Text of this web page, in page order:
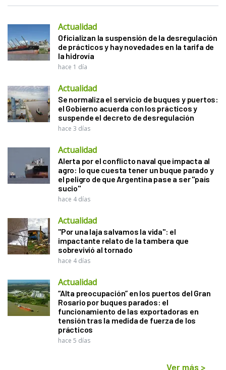
Actualidad
Oficializan la suspensión de la desregulación
de prácticos y hay novedades en la tarifa de
la hidrovía
hace 1 día
Actualidad
Se normaliza el servicio de buques y puertos:
el Gobierno acuerda con los prácticos y
suspende el decreto de desregulación
hace 3 días
Actualidad
Alerta por el conflicto naval que impacta al
agro: lo que cuesta tener un buque parado y
el peligro de que Argentina pase a ser "país
sucio"
hace 4 días
Actualidad
"Por una laja salvamos la vida": el
impactante relato de la tambera que
sobrevivió al tornado
hace 4 días
Actualidad
“Alta preocupación” en los puertos del Gran
Rosario por buques parados: el
funcionamiento de las exportadoras en
tensión tras la medida de fuerza de los
prácticos
hace 5 días
Ver más >